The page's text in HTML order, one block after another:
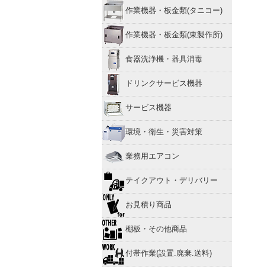
作業機器・板金類(タニコー)
作業機器・板金類(東製作所)
食器洗浄機・器具消毒
ドリンクサービス機器
サービス機器
環境・衛生・災害対策
業務用エアコン
テイクアウト・デリバリー
お見積り商品
棚板・その他商品
付帯作業(設置.廃棄.送料)